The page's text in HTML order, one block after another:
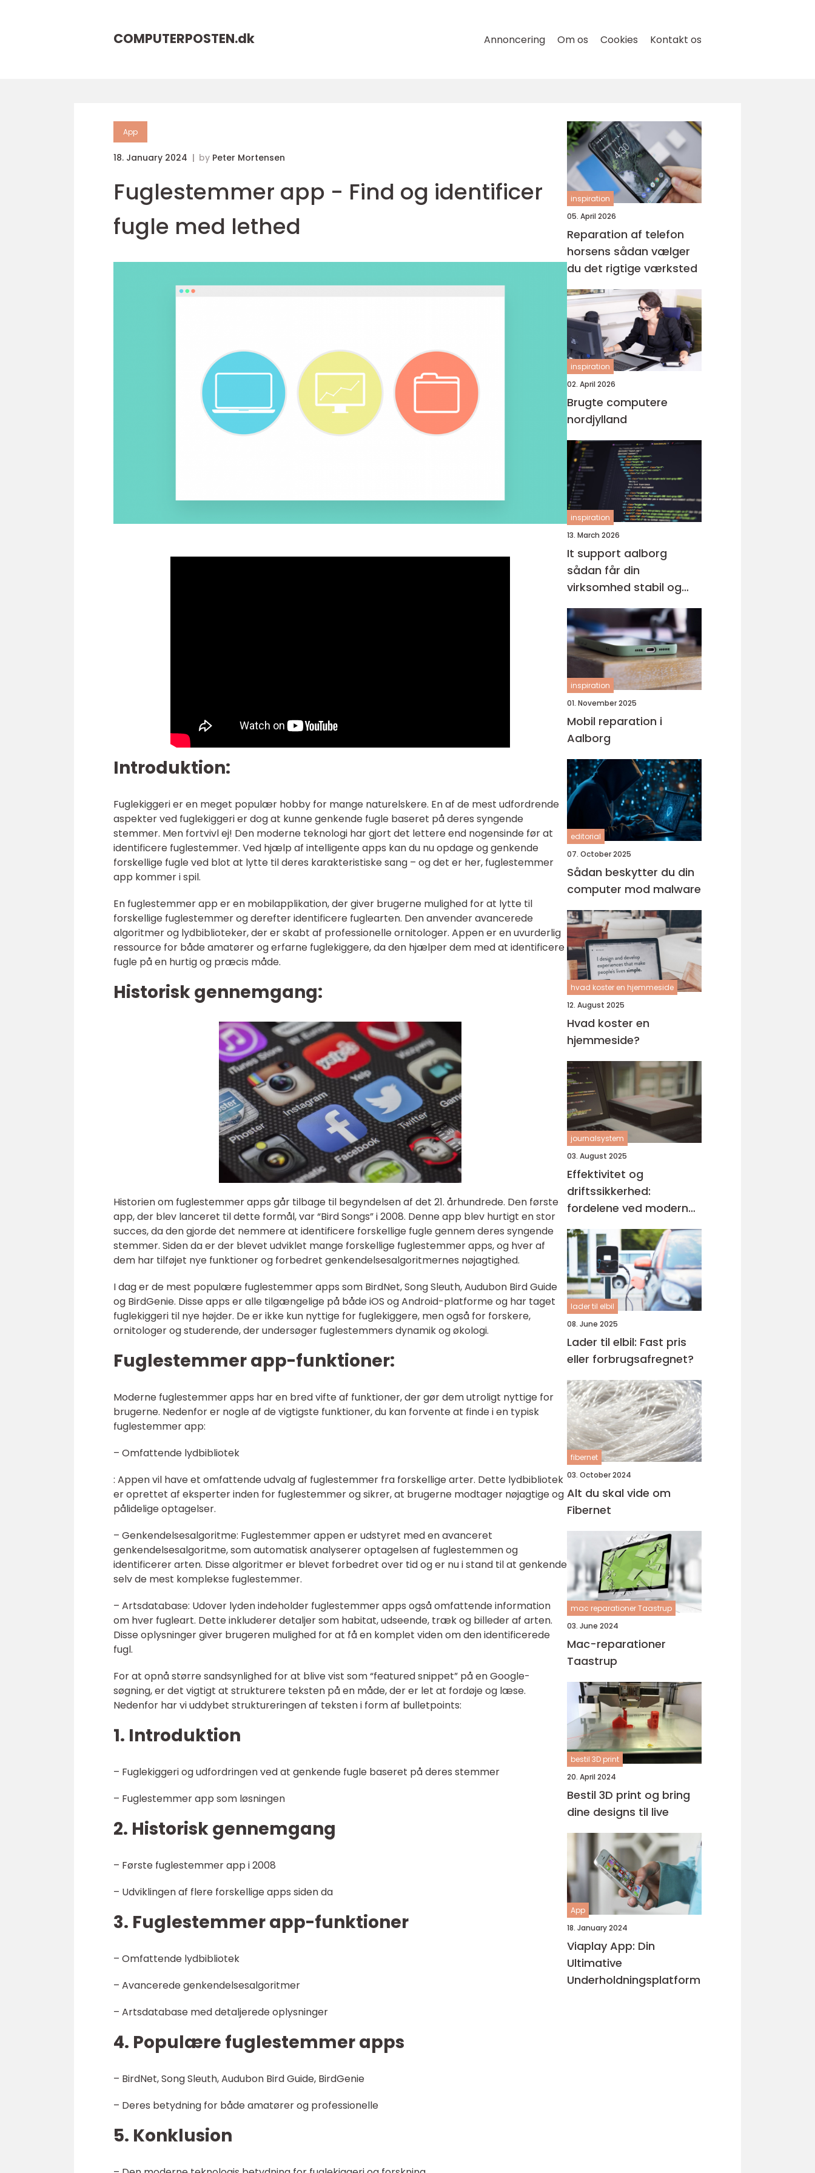
COMPUTERPOSTEN.dk Annoncering Om os Cookies Kontakt os
App
18. January 2024 by Peter Mortensen
Fuglestemmer app - Find og identificer
fugle med lethed
Introduktion:
Fuglekiggeri er en meget populær hobby for mange naturelskere. En af de mest udfordrende
aspekter ved fuglekiggeri er dog at kunne genkende fugle baseret på deres syngende
stemmer. Men fortvivl ej! Den moderne teknologi har gjort det lettere end nogensinde før at
identificere fuglestemmer. Ved hjælp af intelligente apps kan du nu opdage og genkende
forskellige fugle ved blot at lytte til deres karakteristiske sang – og det er her, fuglestemmer
app kommer i spil.
En fuglestemmer app er en mobilapplikation, der giver brugerne mulighed for at lytte til
forskellige fuglestemmer og derefter identificere fuglearten. Den anvender avancerede
algoritmer og lydbiblioteker, der er skabt af professionelle ornitologer. Appen er en uvurderlig
ressource for både amatører og erfarne fuglekiggere, da den hjælper dem med at identificere
fugle på en hurtig og præcis måde.
Historisk gennemgang:
Historien om fuglestemmer apps går tilbage til begyndelsen af det 21. århundrede. Den første
app, der blev lanceret til dette formål, var “Bird Songs” i 2008. Denne app blev hurtigt en stor
succes, da den gjorde det nemmere at identificere forskellige fugle gennem deres syngende
stemmer. Siden da er der blevet udviklet mange forskellige fuglestemmer apps, og hver af
dem har tilføjet nye funktioner og forbedret genkendelsesalgoritmernes nøjagtighed.
I dag er de mest populære fuglestemmer apps som BirdNet, Song Sleuth, Audubon Bird Guide
og BirdGenie. Disse apps er alle tilgængelige på både iOS og Android-platforme og har taget
fuglekiggeri til nye højder. De er ikke kun nyttige for fuglekiggere, men også for forskere,
ornitologer og studerende, der undersøger fuglestemmers dynamik og økologi.
Fuglestemmer app-funktioner:
Moderne fuglestemmer apps har en bred vifte af funktioner, der gør dem utroligt nyttige for
brugerne. Nedenfor er nogle af de vigtigste funktioner, du kan forvente at finde i en typisk
fuglestemmer app:
– Omfattende lydbibliotek
: Appen vil have et omfattende udvalg af fuglestemmer fra forskellige arter. Dette lydbibliotek
er oprettet af eksperter inden for fuglestemmer og sikrer, at brugerne modtager nøjagtige og
pålidelige optagelser.
– Genkendelsesalgoritme: Fuglestemmer appen er udstyret med en avanceret
genkendelsesalgoritme, som automatisk analyserer optagelsen af fuglestemmen og
identificerer arten. Disse algoritmer er blevet forbedret over tid og er nu i stand til at genkende
selv de mest komplekse fuglestemmer.
– Artsdatabase: Udover lyden indeholder fuglestemmer apps også omfattende information
om hver fugleart. Dette inkluderer detaljer som habitat, udseende, træk og billeder af arten.
Disse oplysninger giver brugeren mulighed for at få en komplet viden om den identificerede
fugl.
For at opnå større sandsynlighed for at blive vist som “featured snippet” på en Google-
søgning, er det vigtigt at strukturere teksten på en måde, der er let at fordøje og læse.
Nedenfor har vi uddybet struktureringen af teksten i form af bulletpoints:
1. Introduktion
– Fuglekiggeri og udfordringen ved at genkende fugle baseret på deres stemmer
– Fuglestemmer app som løsningen
2. Historisk gennemgang
– Første fuglestemmer app i 2008
– Udviklingen af flere forskellige apps siden da
3. Fuglestemmer app-funktioner
– Omfattende lydbibliotek
– Avancerede genkendelsesalgoritmer
– Artsdatabase med detaljerede oplysninger
4. Populære fuglestemmer apps
– BirdNet, Song Sleuth, Audubon Bird Guide, BirdGenie
– Deres betydning for både amatører og professionelle
5. Konklusion
inspiration
05. April 2026
Reparation af telefon
horsens sådan vælger
du det rigtige værksted
inspiration
02. April 2026
Brugte computere
nordjylland
inspiration
13. March 2026
It support aalborg
sådan får din
virksomhed stabil og
sikker it-drift
inspiration
01. November 2025
Mobil reparation i
Aalborg
editorial
07. October 2025
Sådan beskytter du din
computer mod malware
hvad koster en hjemmeside
12. August 2025
Hvad koster en
hjemmeside?
journalsystem
03. August 2025
Effektivitet og
driftssikkerhed:
fordelene ved moderne
journalsystemer
lader til elbil
08. June 2025
Lader til elbil: Fast pris
eller forbrugsafregnet?
fibernet
03. October 2024
Alt du skal vide om
Fibernet
mac reparationer Taastrup
03. June 2024
Mac-reparationer
Taastrup
bestil 3D print
20. April 2024
Bestil 3D print og bring
dine designs til live
App
18. January 2024
Viaplay App: Din
Ultimative
Underholdningsplatform